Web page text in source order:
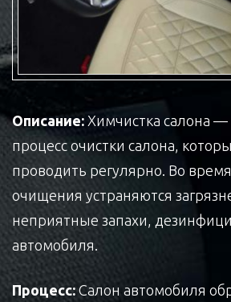
Описание: Химчистка салона
процесс очистки салона,
проводить регулярно. Во время
очищения устраняются
неприятные запахи,
автомобиля.
Процесс: Салон автомобиля